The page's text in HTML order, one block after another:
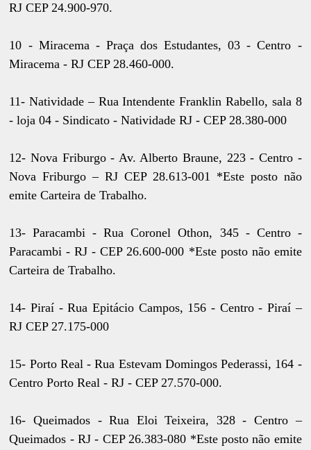
RJ CEP 24.900-970.
10 - Miracema - Praça dos Estudantes, 03 - Centro -
Miracema - RJ CEP 28.460-000.
11- Natividade – Rua Intendente Franklin Rabello, sala 8
- loja 04 - Sindicato - Natividade RJ - CEP 28.380-000
12- Nova Friburgo - Av. Alberto Braune, 223 - Centro -
Nova Friburgo – RJ CEP 28.613-001 *Este posto não
emite Carteira de Trabalho.
13- Paracambi - Rua Coronel Othon, 345 - Centro -
Paracambi - RJ - CEP 26.600-000 *Este posto não emite
Carteira de Trabalho.
14- Piraí - Rua Epitácio Campos, 156 - Centro - Piraí –
RJ CEP 27.175-000
15- Porto Real - Rua Estevam Domingos Pederassi, 164 -
Centro Porto Real - RJ - CEP 27.570-000.
16- Queimados - Rua Eloi Teixeira, 328 - Centro –
Queimados - RJ - CEP 26.383-080 *Este posto não emite